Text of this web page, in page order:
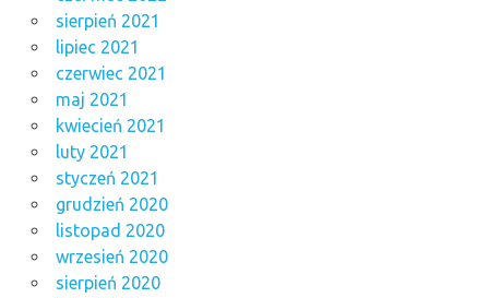
sierpień 2021
lipiec 2021
czerwiec 2021
maj 2021
kwiecień 2021
luty 2021
styczeń 2021
grudzień 2020
listopad 2020
wrzesień 2020
sierpień 2020